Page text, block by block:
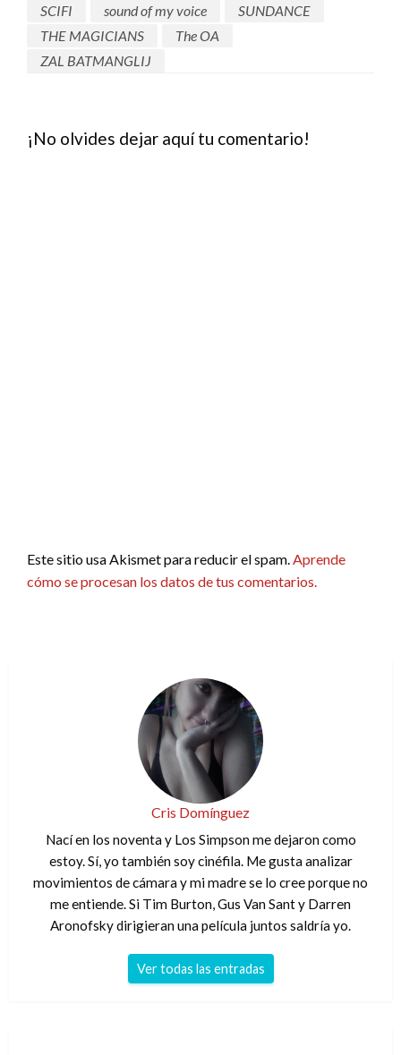
SCIFI
sound of my voice
SUNDANCE
THE MAGICIANS
The OA
ZAL BATMANGLIJ
¡No olvides dejar aquí tu comentario!
Este sitio usa Akismet para reducir el spam.Aprende
cómo se procesan los datos de tus comentarios.
Cris Domínguez
Nací en los noventa y Los Simpson me dejaron como
estoy. Sí, yo también soy cinéfila. Me gusta analizar
movimientos de cámara y mi madre se lo cree porque no
me entiende. Si Tim Burton, Gus Van Sant y Darren
Aronofsky dirigieran una película juntos saldría yo.
Ver todas las entradas